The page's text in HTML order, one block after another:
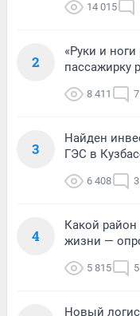
14 015
2
«Руки и
пассажирку
8 411 7
3
Найден
ГЭС в
6 408
4
Какой
жизни —
5 815 5
Новый